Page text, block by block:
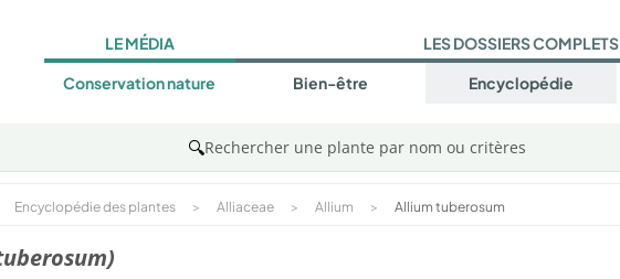
LE MÉDIA
Conservation nature
LES DOSSIERS COMPLETS
Bien-être Encyclopédie
🔍Rechercher une plante par nom ou critères
Encyclopédie des plantes > Alliaceae > Allium > Allium tuberosum